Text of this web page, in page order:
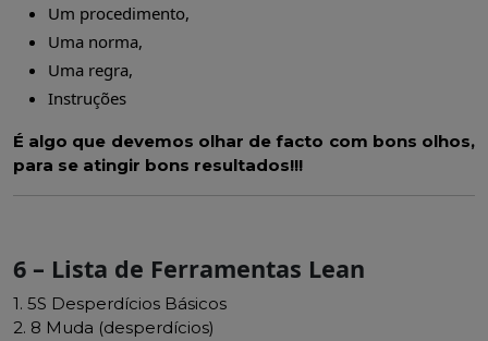
Um procedimento,
Uma norma,
Uma regra,
Instruções
É algo que devemos olhar de facto com bons olhos,
para se atingir bons resultados!!!
6 – Lista de Ferramentas Lean
1. 5S Desperdícios Básicos
2. 8 Muda (desperdícios)